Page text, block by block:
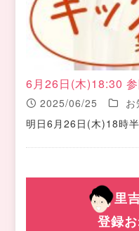
6月26日(木)18:30
2025/06/25
お
明日6月26日(木)18時
里
登録